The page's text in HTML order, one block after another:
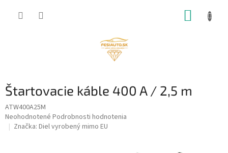
Štartovacie káble 400 A / 2,5 m
ATW400A25M
Priemerné
hodnotenie
Neohodnotené Podrobnosti hodnotenia
Značka: Diel vyrobený mimo EU